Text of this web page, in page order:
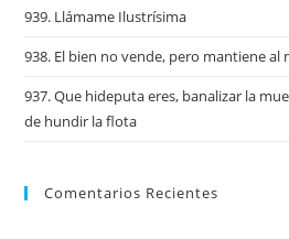
939. Llámame Ilustrísima
938. El bien no vende, pero mantiene al
937. Que hideputa eres, banalizar la
de hundir la flota
Comentarios Recientes